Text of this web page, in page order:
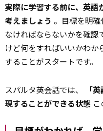
実際に学習する前に、英語
考えましょう 。目標を明
なければならないかを確認
けど何をすればいいかわ
することがスタートです。
スパルタ英会話では、
「
現することができる状態